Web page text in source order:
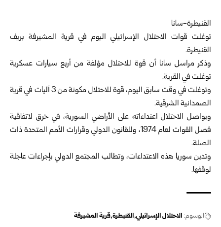
القنيطرة-سانا
توغلت قوات الاحتلال الإسرائيلي اليوم في قرية المشيرفة بريف
القنيطرة.
وذكر مراسل سانا أن قوة للاحتلال مؤلفة من أربع سيارات عسكرية
توغلت في القرية.
وتوغلت في وقت سابق اليوم، قوة للاحتلال مكونة من 3 آليات في قرية
الصمدانية الشرقية.
ويواصل الاحتلال اعتداءاته على الأراضي السورية، في خرق لاتفاقية
فصل القوات لعام 1974، وللقانون الدولي وقرارات الأمم المتحدة ذات
الصلة.
وتدين سوريا هذه الاعتداءات، وتطالب المجتمع الدولي بإجراءات عاجلة
لوقفها.
الوسوم: الاحتلال الإسرائيلي القنيطرة قرية المشيرفة